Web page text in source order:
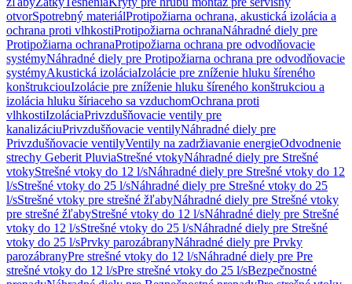
otvorSpotrebný materiálProtipožiarna ochrana, akustická izolácia a
ochrana proti vlhkostiProtipožiarna ochranaNáhradné diely pre
Protipožiarna ochranaProtipožiarna ochrana pre odvodňovacie
systémyNáhradné diely pre Protipožiarna ochrana pre odvodňovacie
systémyAkustická izoláciaIzolácie pre zníženie hluku šíreného
konštrukciouIzolácie pre zníženie hluku šíreného konštrukciou a
izolácia hluku šíriaceho sa vzduchomOchrana proti
vlhkostiIzoláciaPrivzdušňovacie ventily pre
kanalizáciuPrivzdušňovacie ventilyNáhradné diely pre
Privzdušňovacie ventilyVentily na zadržiavanie energieOdvodnenie
strechy Geberit PluviaStrešné vtokyNáhradné diely pre Strešné
vtokyStrešné vtoky do 12 l/sNáhradné diely pre Strešné vtoky do 12
l/sStrešné vtoky do 25 l/sNáhradné diely pre Strešné vtoky do 25
l/sStrešné vtoky pre strešné žľabyNáhradné diely pre Strešné vtoky
pre strešné žľabyStrešné vtoky do 12 l/sNáhradné diely pre Strešné
vtoky do 12 l/sStrešné vtoky do 25 l/sNáhradné diely pre Strešné
vtoky do 25 l/sPrvky parozábranyNáhradné diely pre Prvky
parozábranyPre strešné vtoky do 12 l/sNáhradné diely pre Pre
strešné vtoky do 12 l/sPre strešné vtoky do 25 l/sBezpečnostné